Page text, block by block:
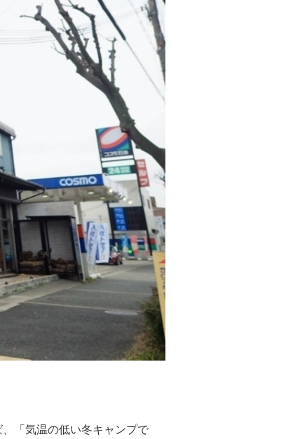
「気温の低い冬キャンプで